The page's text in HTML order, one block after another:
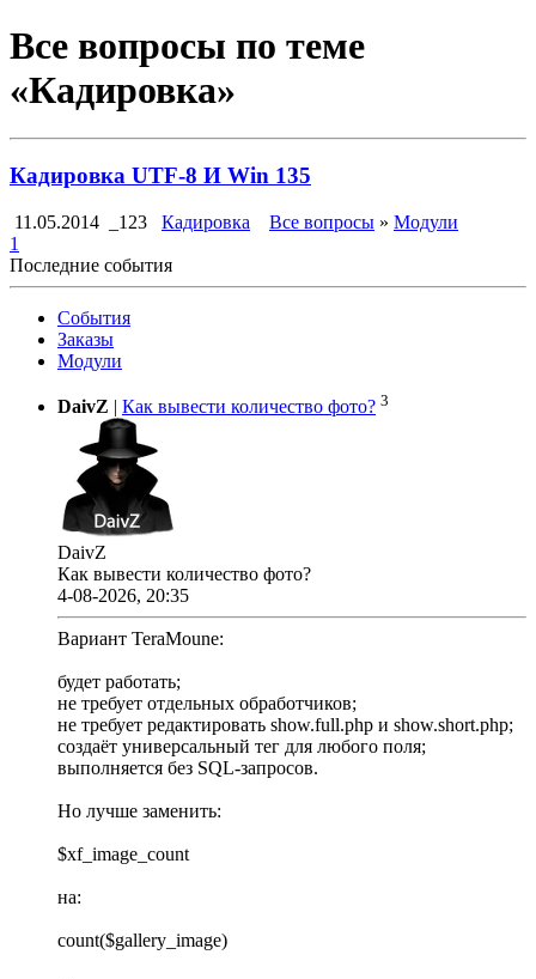
Все вопросы по теме
«Кадировка»
Кадировка UTF-8 И Win 135
11.05.2014 _123 Кадировка Все вопросы » Модули
1
Последние события
События
Заказы
Модули
DaivZ | Как вывести количество фото? 3
DaivZ
Как вывести количество фото?
4-08-2026, 20:35
Вариант TeraMoune:
будет работать;
не требует отдельных обработчиков;
не требует редактировать show.full.php и show.short.php;
создаёт универсальный тег для любого поля;
выполняется без SQL-запросов.
Но лучше заменить:
$xf_image_count
на:
count($gallery_image)